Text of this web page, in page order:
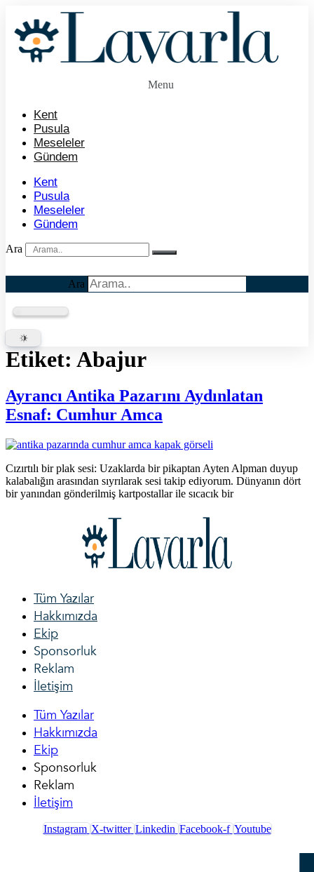
Menu
Kent
Pusula
Meseleler
Gündem
Kent
Pusula
Meseleler
Gündem
Ara
Ara
Etiket: Abajur
Ayrancı Antika Pazarını Aydınlatan
Esnaf: Cumhur Amca
Cızırtılı bir plak sesi: Uzaklarda bir pikaptan Ayten Alpman duyup
kalabalığın arasından sıyrılarak sesi takip ediyorum. Dünyanın dört
bir yanından gönderilmiş kartpostallar ile sıcacık bir
Tüm Yazılar
Hakkımızda
Ekip
Sponsorluk
Reklam
İletişim
Tüm Yazılar
Hakkımızda
Ekip
Sponsorluk
Reklam
İletişim
Instagram X-twitter Linkedin Facebook-f Youtube